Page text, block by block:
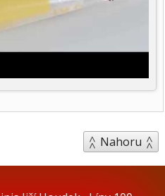
Nahoru